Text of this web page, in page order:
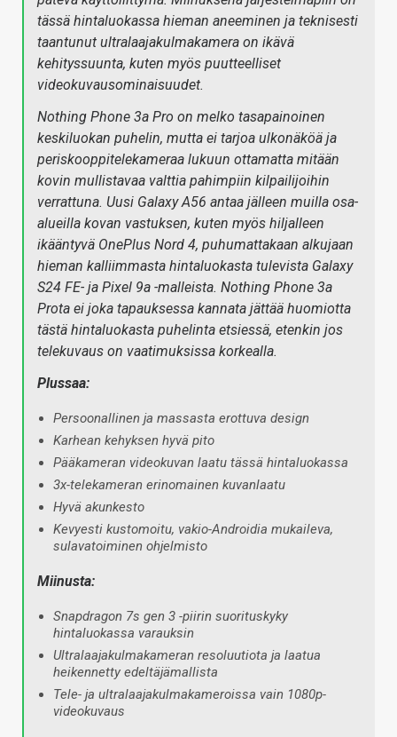
tässä hintaluokassa hieman aneeminen ja teknisesti
taantunut ultralaajakulmakamera on ikävä
kehityssuunta, kuten myös puutteelliset
videokuvausominaisuudet.
Nothing Phone 3a Pro on melko tasapainoinen
keskiluokan puhelin, mutta ei tarjoa ulkonäköä ja
periskooppitelekameraa lukuun ottamatta mitään
kovin mullistavaa valttia pahimpiin kilpailijoihin
verrattuna. Uusi Galaxy A56 antaa jälleen muilla osa-
alueilla kovan vastuksen, kuten myös hiljalleen
ikääntyvä OnePlus Nord 4, puhumattakaan alkujaan
hieman kalliimmasta hintaluokasta tulevista Galaxy
S24 FE- ja Pixel 9a -malleista. Nothing Phone 3a
Prota ei joka tapauksessa kannata jättää huomiotta
tästä hintaluokasta puhelinta etsiessä, etenkin jos
telekuvaus on vaatimuksissa korkealla.
Plussaa:
Persoonallinen ja massasta erottuva design
Karhean kehyksen hyvä pito
Pääkameran videokuvan laatu tässä hintaluokassa
3x-telekameran erinomainen kuvanlaatu
Hyvä akunkesto
Kevyesti kustomoitu, vakio-Androidia mukaileva,
sulavatoiminen ohjelmisto
Miinusta:
Snapdragon 7s gen 3 -piirin suorituskyky
hintaluokassa varauksin
Ultralaajakulmakameran resoluutiota ja laatua
heikennetty edeltäjämallista
Tele- ja ultralaajakulmakameroissa vain 1080p-
videokuvaus